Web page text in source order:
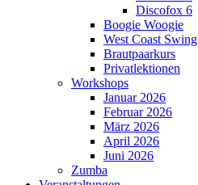
Discofox 6
Boogie Woogie
West Coast Swing
Brautpaarkurs
Privatlektionen
Workshops
Januar 2026
Februar 2026
März 2026
April 2026
Juni 2026
Zumba